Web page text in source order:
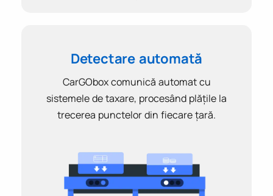
Detectare automată
CarGObox comunică automat cu
sistemele de taxare, procesând plățile la
trecerea punctelor din fiecare țară.